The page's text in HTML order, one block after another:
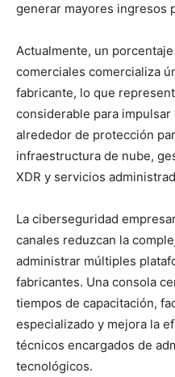
generar mayores ingresos
Actualmente, un
comerciales comercializa
fabricante, lo que
considerable para
alrededor de protección
infraestructura de nube,
XDR y servicios
La ciberseguridad
canales reduzcan la
administrar múltiples
fabricantes. Una consola
tiempos de capacitación,
especializado y mejora la
técnicos encargados de
tecnológicos.